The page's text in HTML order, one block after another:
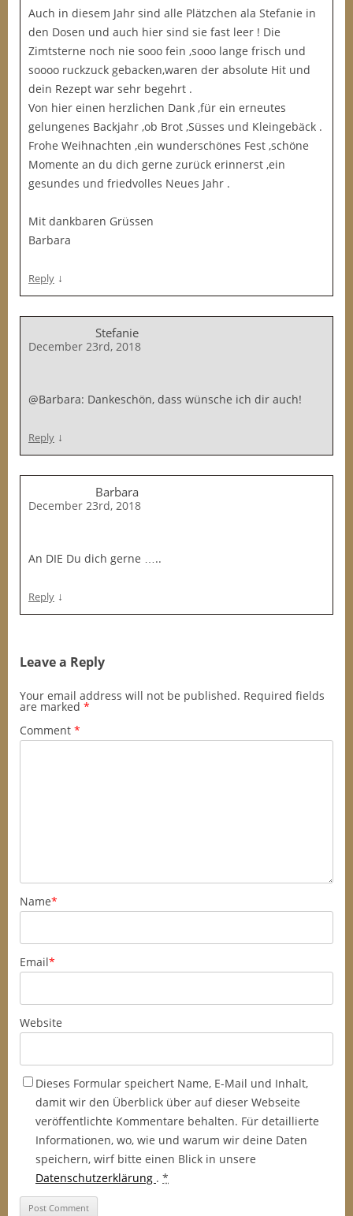
Auch in diesem Jahr sind alle Plätzchen ala Stefanie in
den Dosen und auch hier sind sie fast leer ! Die
Zimtsterne noch nie sooo fein ,sooo lange frisch und
soooo ruckzuck gebacken,waren der absolute Hit und
dein Rezept war sehr begehrt .
Von hier einen herzlichen Dank ,für ein erneutes
gelungenes Backjahr ,ob Brot ,Süsses und Kleingebäck .
Frohe Weihnachten ,ein wunderschönes Fest ,schöne
Momente an du dich gerne zurück erinnerst ,ein
gesundes und friedvolles Neues Jahr .
Mit dankbaren Grüssen
Barbara
Reply ↓
Stefanie
December 23rd, 2018
@Barbara: Dankeschön, dass wünsche ich dir auch!
Reply ↓
Barbara
December 23rd, 2018
An DIE Du dich gerne …..
Reply ↓
Leave a Reply
Your email address will not be published. Required fields
are marked *
Comment *
Name*
Email*
Website
Dieses Formular speichert Name, E-Mail und Inhalt,
damit wir den Überblick über auf dieser Webseite
veröffentlichte Kommentare behalten. Für detaillierte
Informationen, wo, wie und warum wir deine Daten
speichern, wirf bitte einen Blick in unsere
Datenschutzerklärung . *